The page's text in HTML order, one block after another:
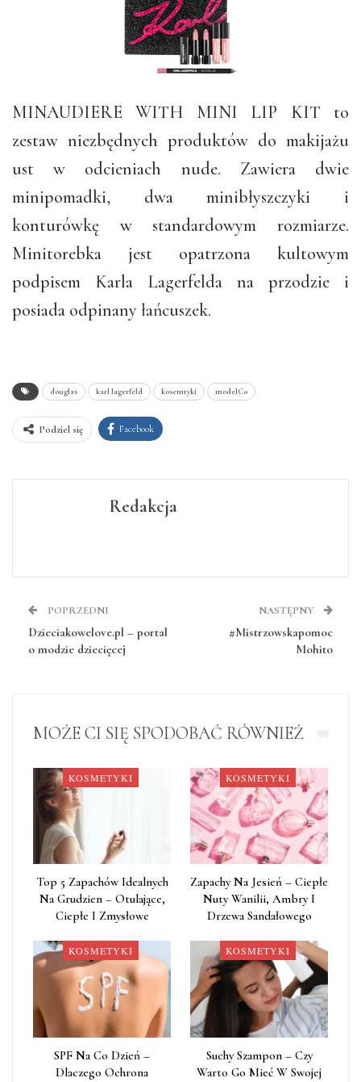
MINAUDIERE WITH MINI LIP KIT to
zestaw niezbędnych produktów do makijażu
ust w odcieniach nude. Zawiera dwie
minipomadki, dwa minibłyszczyki i
konturówkę w standardowym rozmiarze.
Minitorebka jest opatrzona kultowym
podpisem Karla Lagerfelda na przodzie i
posiada odpinany łańcuszek.
douglas karl lagerfeld kosemtyki modelCo
Podziel się Facebook
Redakcja
POPRZEDNI
Dzieciakowelove.pl – portal
o modzie dziecięcej
NASTĘPNY
#Mistrzowskapomoc
Mohito
MOŻE CI SIĘ SPODOBAĆ RÓWNIEŻ
KOSMETYKI
Top 5 Zapachów Idealnych
Na Grudzien – Otulające,
Ciepłe I Zmysłowe
KOSMETYKI
Zapachy Na Jesień – Ciepłe
Nuty Wanilii, Ambry I
Drzewa Sandałowego
KOSMETYKI
SPF Na Co Dzień –
Dlaczego Ochrona
KOSMETYKI
Suchy Szampon – Czy
Warto Go Mieć W Swojej